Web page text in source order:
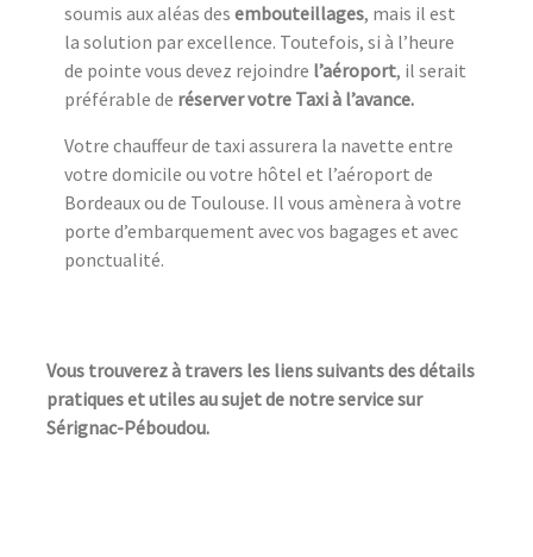
soumis aux aléas des embouteillages, mais il est
la solution par excellence. Toutefois, si à l’heure
de pointe vous devez rejoindre l’aéroport, il serait
préférable de réserver votre Taxi à l’avance.
Votre chauffeur de taxi assurera la navette entre
votre domicile ou votre hôtel et l’aéroport de
Bordeaux ou de Toulouse. Il vous amènera à votre
porte d’embarquement avec vos bagages et avec
ponctualité.
Vous trouverez à travers les liens suivants des détails
pratiques et utiles au sujet de notre service sur
Sérignac-Péboudou.